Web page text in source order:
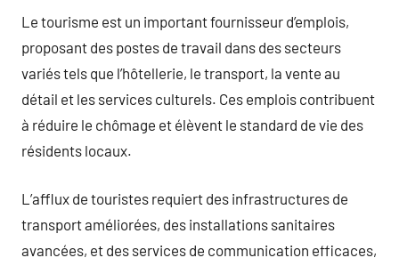
Le tourisme est un important fournisseur d’emplois,
proposant des postes de travail dans des secteurs
variés tels que l’hôtellerie, le transport, la vente au
détail et les services culturels. Ces emplois contribuent
à réduire le chômage et élèvent le standard de vie des
résidents locaux.
L’afflux de touristes requiert des infrastructures de
transport améliorées, des installations sanitaires
avancées, et des services de communication efficaces,